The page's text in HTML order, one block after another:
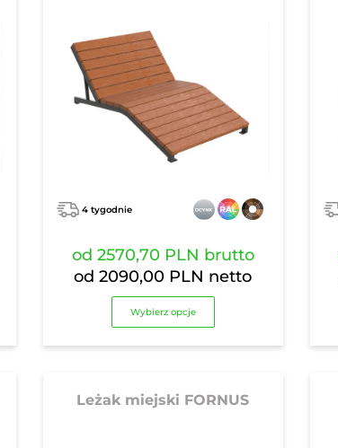
4 tygodnie
od 2570,70 PLN brutto
od2090,00 PLN netto
Wybierz opcje
Leżak miejski FORNUS